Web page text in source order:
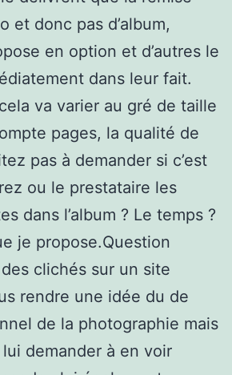
et donc pas d’album,
en option et d’autres le
dans leur fait.
va varier au gré de taille
pages, la qualité de
pas à demander si c’est
ou le prestataire les
dans l’album ? Le temps ?
je propose.Question
clichés sur un site
rendre une idée du de
de la photographie mais
lui demander à en voir